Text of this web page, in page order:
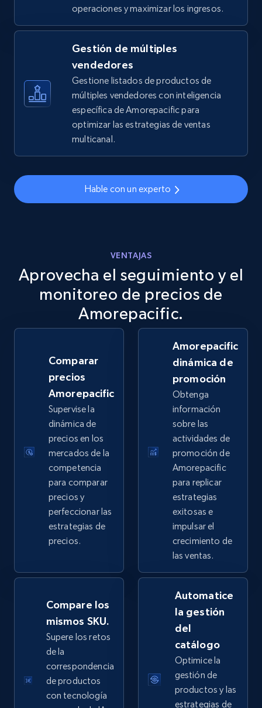
TikTok Shop - discover records by shop url
URL, Title, Available, Description, Currency, Initial
price, Final price, Discount percent, and more.
5.4K+ 668+ Comenzar ahora
Amazon sellers info
Seller id, URL, Seller name, Description, Detailed
URL, Product id, Title, Seller name, Seller rating,
Seller reviews, Breadcrumbs, Root category, and
more.
eBay - Gather data on products using
specified keywords
URL, Product id, Title, Seller name, Seller rating,
Seller reviews, Breadcrumbs, Root category, and
more.
2.5K+ 359+ Comenzar ahora
eBay - Collect products from shops on eBay
URL, Product id, Title, Seller name, Seller rating,
Seller reviews, Breadcrumbs, Root category, and
more.
Comenzar ahora
eBay - Collect records by category
URL, Product id, Title, Seller name, Seller rating,
Seller reviews, Breadcrumbs, Root category, and
operaciones y maximizar los ingresos.
Gestión de múltiples
vendedores
Gestione listados de productos de
múltiples vendedores con inteligencia
específica de Amorepacific para
optimizar las estrategias de ventas
multicanal.
Hable con un experto
VENTAJAS
Aprovecha el seguimiento y el
monitoreo de precios de
Amorepacific.
Comparar
precios
Amorepacific
Supervise la
dinámica de
precios en los
mercados de la
competencia
para comparar
precios y
perfeccionar las
estrategias de
precios.
Amorepacific
dinámica de
promoción
Obtenga
información
sobre las
actividades de
promoción de
Amorepacific
para replicar
estrategias
exitosas e
impulsar el
crecimiento de
las ventas.
Compare los
mismos SKU.
Supere los retos
de la
correspondencia
de productos
con tecnología
Automatice
la gestión
del
catálogo
Optimice la
gestión de
productos y las
estrategias de